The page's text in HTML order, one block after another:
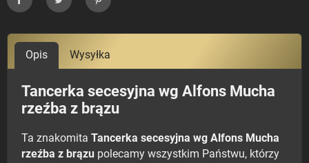
UdostępnijTweetujPinterest
Opis Wysyłka
Tancerka secesyjna wg Alfons Mucha
rzeźba z brązu
Ta znakomita Tancerka secesyjna wg Alfons Mucha
rzeźba z brązu polecamy wszystkim Państwu, którzy